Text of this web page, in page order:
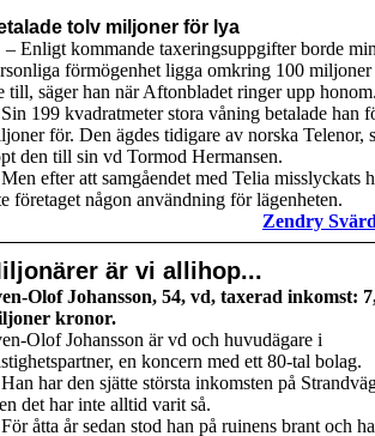
tolv miljoner för lya
– Enligt kommande taxeringsuppgifter borde
förmögenhet ligga omkring 100 miljoner
till, säger han när Aftonbladet ringer upp
Sin 199 kvadratmeter stora våning betalade han
för. Den ägdes tidigare av norska Telenor,
den till sin vd Tormod Hermansen.
Men efter att samgåendet med Telia misslyckats
företaget någon användning för lägenheten.
Zendry
är vi allihop...
Olof Johansson, 54, vd, taxerad inkomst:
kronor.
Olof Johansson är vd och huvudägare i
en koncern med ett 80-tal bolag.
Han har den sjätte största inkomsten på
det har inte alltid varit så.
För åtta år sedan stod han på ruinens brant och